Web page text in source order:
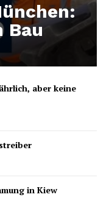
Bau
aber keine
in Kiew